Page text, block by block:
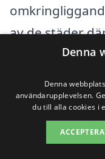
av de städer
professionella
Falköping
Vadstena
Denna
Denna
användarupplevelsen.
du till alla cookies i